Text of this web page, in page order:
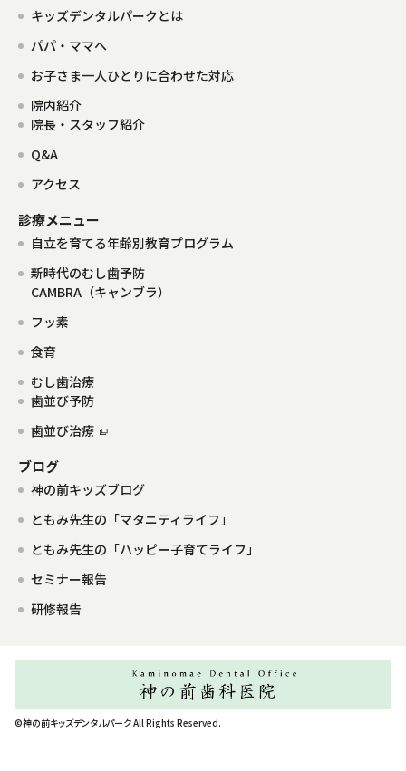
キッズデンタルパークとは
パパ・ママへ
お子さま一人ひとりに合わせた対応
院内紹介
院長・スタッフ紹介
Q&A
アクセス
診療メニュー
自立を育てる年齢別教育プログラム
新時代のむし歯予防
CAMBRA（キャンブラ）
フッ素
食育
むし歯治療
歯並び予防
歯並び治療
ブログ
神の前キッズブログ
ともみ先生の「マタニティライフ」
ともみ先生の「ハッピー子育てライフ」
セミナー報告
研修報告
©神の前キッズデンタルパーク All Rights Reserved.